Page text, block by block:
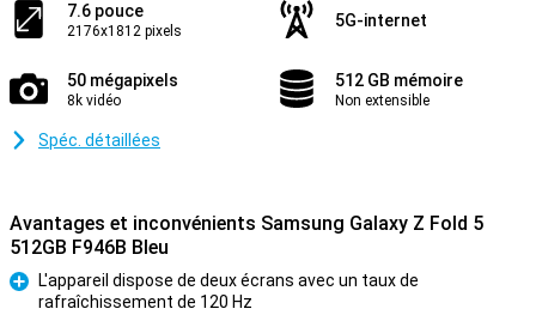
7.6 pouce
2176x1812 pixels
5G-internet
50 mégapixels
8k vidéo
512 GB mémoire
Non extensible
Spéc. détaillées
Avantages et inconvénients Samsung Galaxy Z Fold 5
512GB F946B Bleu
Pour
L'appareil dispose de deux écrans avec un taux de
rafraîchissement de 120 Hz